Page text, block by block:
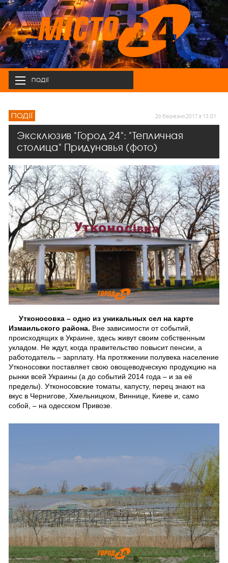
ПОДІЇ
ПОДІЇ 26 березня 2017 в 13:01
Эксклюзив "Город 24": "Тепличная
столица" Придунавья (фото)
Утконосовка – одно из уникальных сел на карте
Измаильского района. Вне зависимости от событий,
происходящих в Украине, здесь живут своим собственным
укладом. Не ждут, когда правительство повысит пенсии, а
работодатель – зарплату. На протяжении полувека население
Утконосовки поставляет свою овощеводческую продукцию на
рынки всей Украины (а до событий 2014 года – и за её
пределы). Утконосовские томаты, капусту, перец знают на
вкус в Чернигове, Хмельницком, Виннице, Киеве и, само
собой, – на одесском Привозе.